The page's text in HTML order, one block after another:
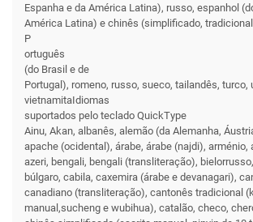
Espanha e da América Latina), russo, espanhol
América Latina) e chinês (simplificado,
P
ortuguês
(do Brasil e de
Portugal), romeno, russo, sueco, tailandês, turco,
vietnamitaIdiomas
suportados pelo teclado QuickType
Ainu, Akan, albanês, alemão (da Alemanha,
apache (ocidental), árabe, árabe (najdi), arménio,
azeri, bengali, bengali (transliteração),
búlgaro, cabila, caxemira (árabe e devanagari),
canadiano (transliteração), cantonês tradicional
manual,sucheng e wubihua), catalão, checo,